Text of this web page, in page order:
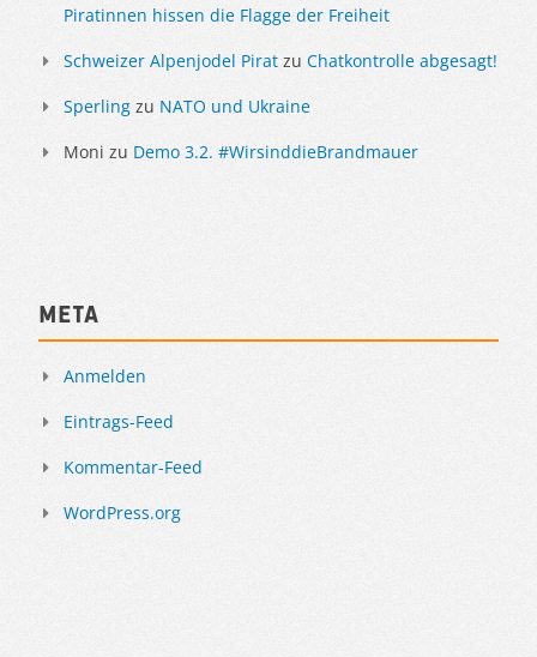
Piratinnen hissen die Flagge der Freiheit
Schweizer Alpenjodel Pirat zu Chatkontrolle abgesagt!
Sperling zu NATO und Ukraine
Moni zu Demo 3.2. #WirsinddieBrandmauer
Meta
Anmelden
Eintrags-Feed
Kommentar-Feed
WordPress.org